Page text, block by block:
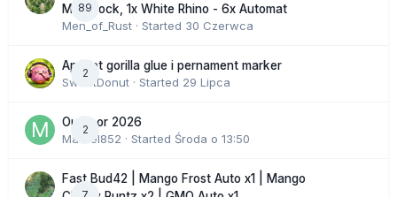
89
Moonrock, 1x White Rhino - 6x Automat
Men_of_Rust · Started 30 Czerwca
2
Apricot gorilla glue i pernament marker
SweetDonut · Started 29 Lipca
2
Outdoor 2026
Marcel852 · Started Środa o 13:50
Fast Bud42 | Mango Frost Auto x1 | Mango